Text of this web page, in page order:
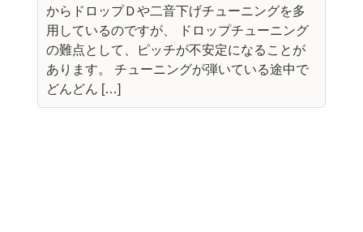
からドロップＤや二音下げチューニングを多
用しているのですが、 ドロップチューニング
の難点として、ピッチが不安定になることが
あります。 チューニングが弾いている途中で
どんどん […]